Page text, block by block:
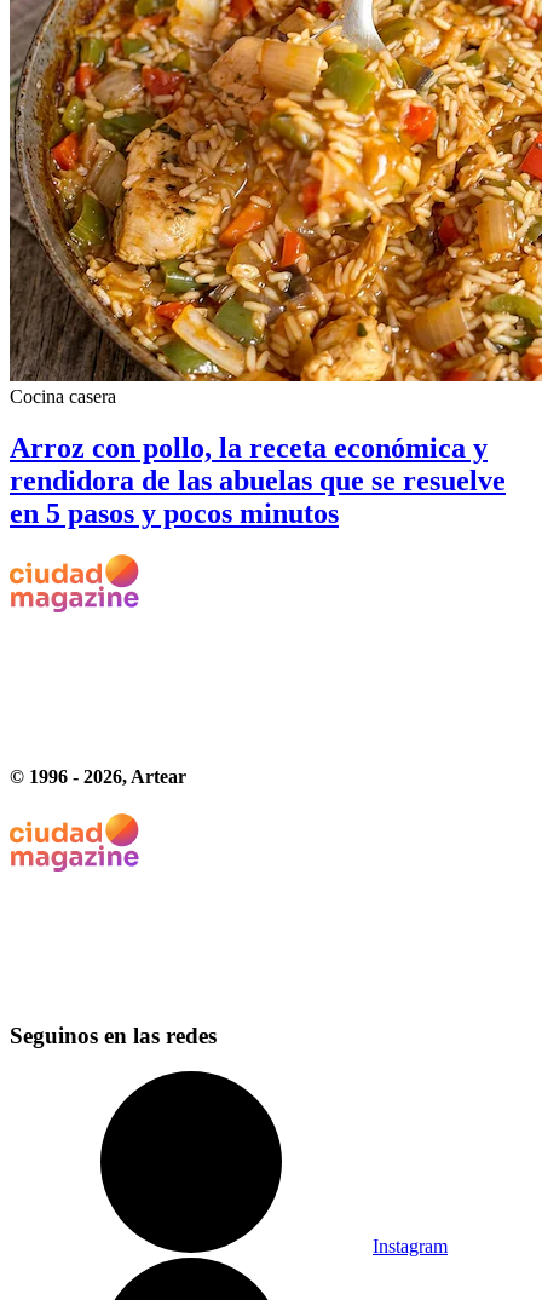
Cocina casera
Arroz con pollo, la receta económica y
rendidora de las abuelas que se resuelve
en 5 pasos y pocos minutos
© 1996 - 2026, Artear
Seguinos en las redes
Instagram